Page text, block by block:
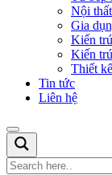
Nội
Gia
Kiến
Kiến
Thiết
Tin tức
Liên hệ